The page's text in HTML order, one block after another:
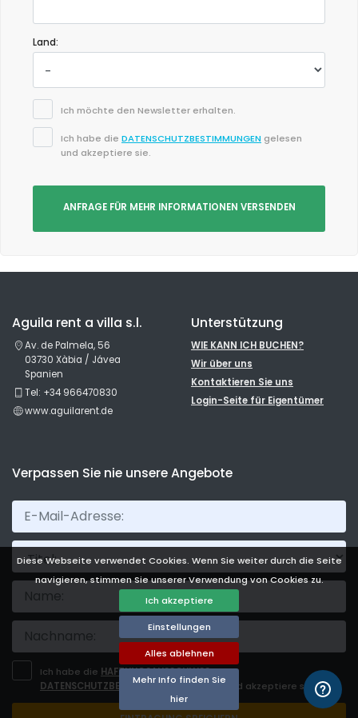
Diese Webseite verwendet Cookies. Wenn Sie weiter durch die Seite
navigieren, stimmen Sie unserer Verwendung von Cookies zu.
Ich akzeptiere
Einstellungen
Alles ablehnen
Mehr Info finden Sie
hier
Land:
Ich möchte den Newsletter erhalten.
Ich habe die DATENSCHUTZBESTIMMUNGEN gelesen
und akzeptiere sie.
ANFRAGE FÜR MEHR INFORMATIONEN VERSENDEN
Aguila rent a villa s.l.
Av. de Palmela, 56
03730 Xàbia / Jávea
Spanien
Tel: +34 966470830
www.aguilarent.de
Unterstützung
WIE KANN ICH BUCHEN?
Wir über uns
Kontaktieren Sie uns
Login-Seite für Eigentümer
Verpassen Sie nie unsere Angebote
Titel:
Ich habe die HAFTUNGSAUSSCHLUSSund
DATENSCHUTZBESTIMMUNGENgelesen und akzeptiere sie.